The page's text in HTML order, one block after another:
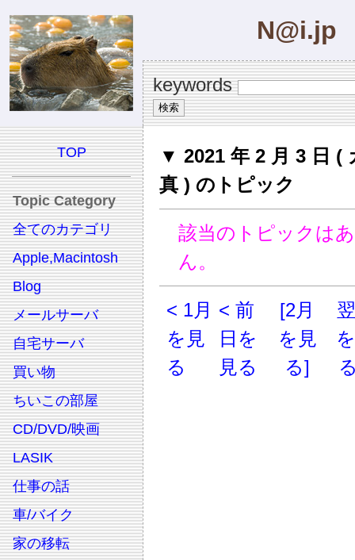
N@i.jp
keywords
TOP
Topic Category
全てのカテゴリ
Apple,Macintosh
Blog
メールサーバ
自宅サーバ
買い物
ちいこの部屋
CD/DVD/映画
LASIK
仕事の話
車/バイク
家の移転
▼ 2021 年 2 月 3 日 (
真 ) のトピック
該当のトピックは
ん。
< 1月
を見
る
< 前
日を
見る
[2月
を見
る]